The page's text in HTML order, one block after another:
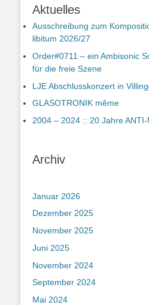
Aktuelles
Ausschreibung zum
libitum 2026/27
Order#0711 – ein Ambisonic
für die freie Szene
LJE Abschlusskonzert in
GLASOTRONIK même
2004 – 2024 :: 20 Jahre
Archiv
Januar 2026
Dezember 2025
November 2025
Juni 2025
November 2024
September 2024
Mai 2024